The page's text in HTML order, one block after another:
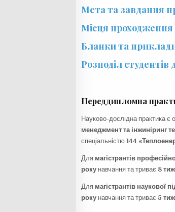
Мета та завдання
Місця проходження
Бланки та
Розподіл
Переддипломна
Науково-дослідна практика є
менеджмент та інжиніринг
спеціальністю144
Для магістрантів
року навчання та триває 8
Для магістрантів наукової
року навчання та триває 5